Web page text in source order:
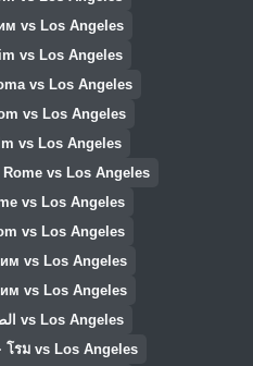
vs Los Angeles
vs Los Angeles
vs Los Angeles
vs Los Angeles
vs Los Angeles
Rome vs Los Angeles
vs Los Angeles
vs Los Angeles
vs Los Angeles
vs Los Angeles
الطقس · روما vs Los Angeles
โรม vs Los Angeles